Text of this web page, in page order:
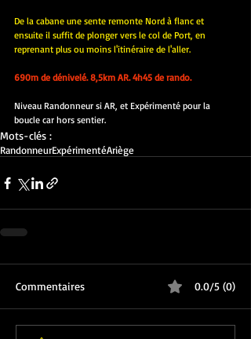
De la cabane une sente remonte Nord à flanc et
ensuite il suffit de plonger vers le col de Port, en
reprenant plus ou moins l'itinéraire de l'aller.
690m de dénivelé. 8,5km AR. 4h45 de rando.
Niveau Randonneur si AR, et Expérimenté pour la
boucle car hors sentier.
Mots-clés :
RandonneurExpérimentéAriège
Commentaires 0.0/5 (0)